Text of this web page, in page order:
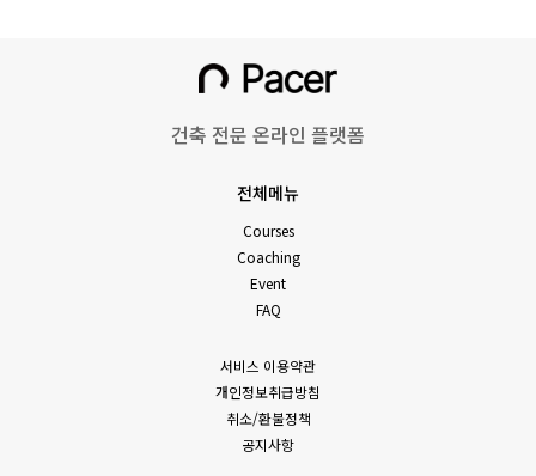
건축 전문 온라인 플랫폼
전체메뉴
Courses
Coaching
Event
FAQ
서비스 이용약관
개인정보취급방침
취소/환불정책
공지사항